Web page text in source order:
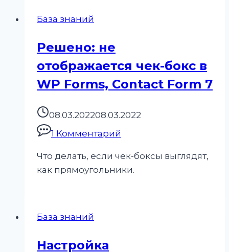
База знаний
Решено: не
отображается чек-бокс в
WP Forms, Contact Form 7
08.03.202208.03.2022
1 Комментарий
Что делать, если чек-боксы выглядят,
как прямоугольники.
База знаний
Настройка